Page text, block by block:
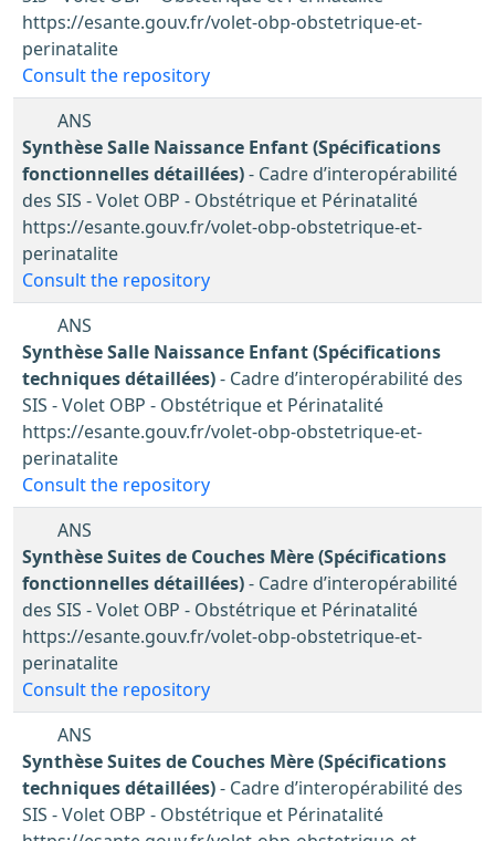
https://esante.gouv.fr/volet-obp-obstetrique-et-
perinatalite
Consult the repository
ANS
Synthèse Salle Naissance Enfant (Spécifications
fonctionnelles détaillées)- Cadre d’interopérabilité
des SIS - Volet OBP - Obstétrique et Périnatalité
https://esante.gouv.fr/volet-obp-obstetrique-et-
perinatalite
Consult the repository
ANS
Synthèse Salle Naissance Enfant (Spécifications
techniques détaillées)- Cadre d’interopérabilité des
SIS - Volet OBP - Obstétrique et Périnatalité
https://esante.gouv.fr/volet-obp-obstetrique-et-
perinatalite
Consult the repository
ANS
Synthèse Suites de Couches Mère (Spécifications
fonctionnelles détaillées)- Cadre d’interopérabilité
des SIS - Volet OBP - Obstétrique et Périnatalité
https://esante.gouv.fr/volet-obp-obstetrique-et-
perinatalite
Consult the repository
ANS
Synthèse Suites de Couches Mère (Spécifications
techniques détaillées)- Cadre d’interopérabilité des
SIS - Volet OBP - Obstétrique et Périnatalité